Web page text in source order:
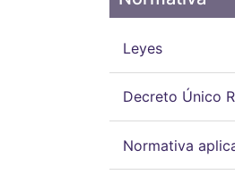
Leyes
Decreto Único
Normativa